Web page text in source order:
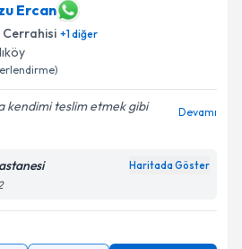
Ercan
Cerrahisi +1diğer
kendimi teslim etmek gibi
Devamı
Haritada Göster